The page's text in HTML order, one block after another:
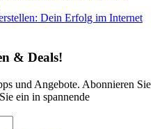
Dein Erfolg im Internet
& Deals!
und Angebote. Abonnieren Sie
ein in spannende